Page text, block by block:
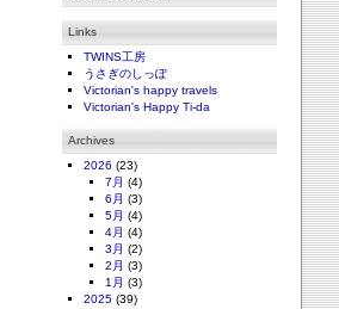
Links
TWINS工房
うさぎのしっぽ
Victorian's happy travels
Victorian's Happy Ti-da
Archives
2026 (23)
7月 (4)
6月 (3)
5月 (4)
4月 (4)
3月 (2)
2月 (3)
1月 (3)
2025 (39)